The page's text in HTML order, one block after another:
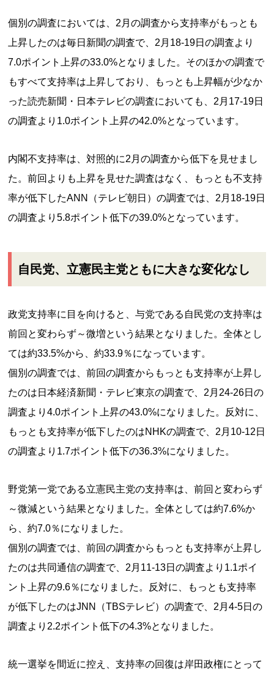
個別の調査においては、2月の調査から支持率がもっとも
上昇したのは毎日新聞の調査で、2月18-19日の調査より
7.0ポイント上昇の33.0%となりました。そのほかの調査で
もすべて支持率は上昇しており、もっとも上昇幅が少なか
った読売新聞・日本テレビの調査においても、2月17-19日
の調査より1.0ポイント上昇の42.0%となっています。
内閣不支持率は、対照的に2月の調査から低下を見せまし
た。前回よりも上昇を見せた調査はなく、もっとも不支持
率が低下したANN（テレビ朝日）の調査では、2月18-19日
の調査より5.8ポイント低下の39.0%となっています。
自民党、立憲民主党ともに大きな変化なし
政党支持率に目を向けると、与党である自民党の支持率は
前回と変わらず～微増という結果となりました。全体とし
ては約33.5%から、約33.9％になっています。
個別の調査では、前回の調査からもっとも支持率が上昇し
たのは日本経済新聞・テレビ東京の調査で、2月24-26日の
調査より4.0ポイント上昇の43.0%になりました。反対に、
もっとも支持率が低下したのはNHKの調査で、2月10-12日
の調査より1.7ポイント低下の36.3%になりました。
野党第一党である立憲民主党の支持率は、前回と変わらず
～微減という結果となりました。全体としては約7.6%か
ら、約7.0％になりました。
個別の調査では、前回の調査からもっとも支持率が上昇し
たのは共同通信の調査で、2月11-13日の調査より1.1ポイ
ント上昇の9.6％になりました。反対に、もっとも支持率
が低下したのはJNN（TBSテレビ）の調査で、2月4-5日の
調査より2.2ポイント低下の4.3%となりました。
統一選挙を間近に控え、支持率の回復は岸田政権にとって